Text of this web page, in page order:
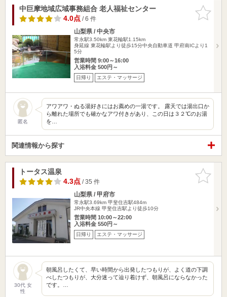
お気に入
りに追加
中巨摩地域広域事務組合 老人福祉センター
4.0点/ 6 件
山梨県 / 中央市
常永駅3.50km 東花輪駅1.15km
身延線 東花輪駅より徒歩15分中央自動車道 甲府南ICより1
5分
営業時間 9:00～16:00
入浴料金 500円～
日帰り エステ・マッサージ
匿名
アワアワ・ぬる湯好きにはお薦めの一湯です。 露天では湯出口か
ら離れた場所でも確かなアワ付きがあり、この日は３２℃のお湯
を…
関連情報から探す
お気に入
りに追加
トータス温泉
4.3点/ 35 件
山梨県 / 甲府市
常永駅3.69km 甲斐住吉駅484m
JR中央本線 甲斐住吉駅より徒歩10分
営業時間 10:00～22:00
入浴料金 550円～
日帰り エステ・マッサージ
30代 女
性
朝風呂したくて、早い時間から出発したつもりが、よく道の下調
べしたつもりが、大分迷って辿り着けず、朝風呂にならなかった
です。…